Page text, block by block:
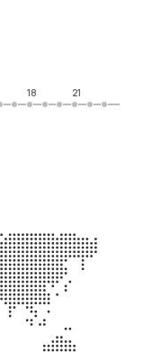
18 21